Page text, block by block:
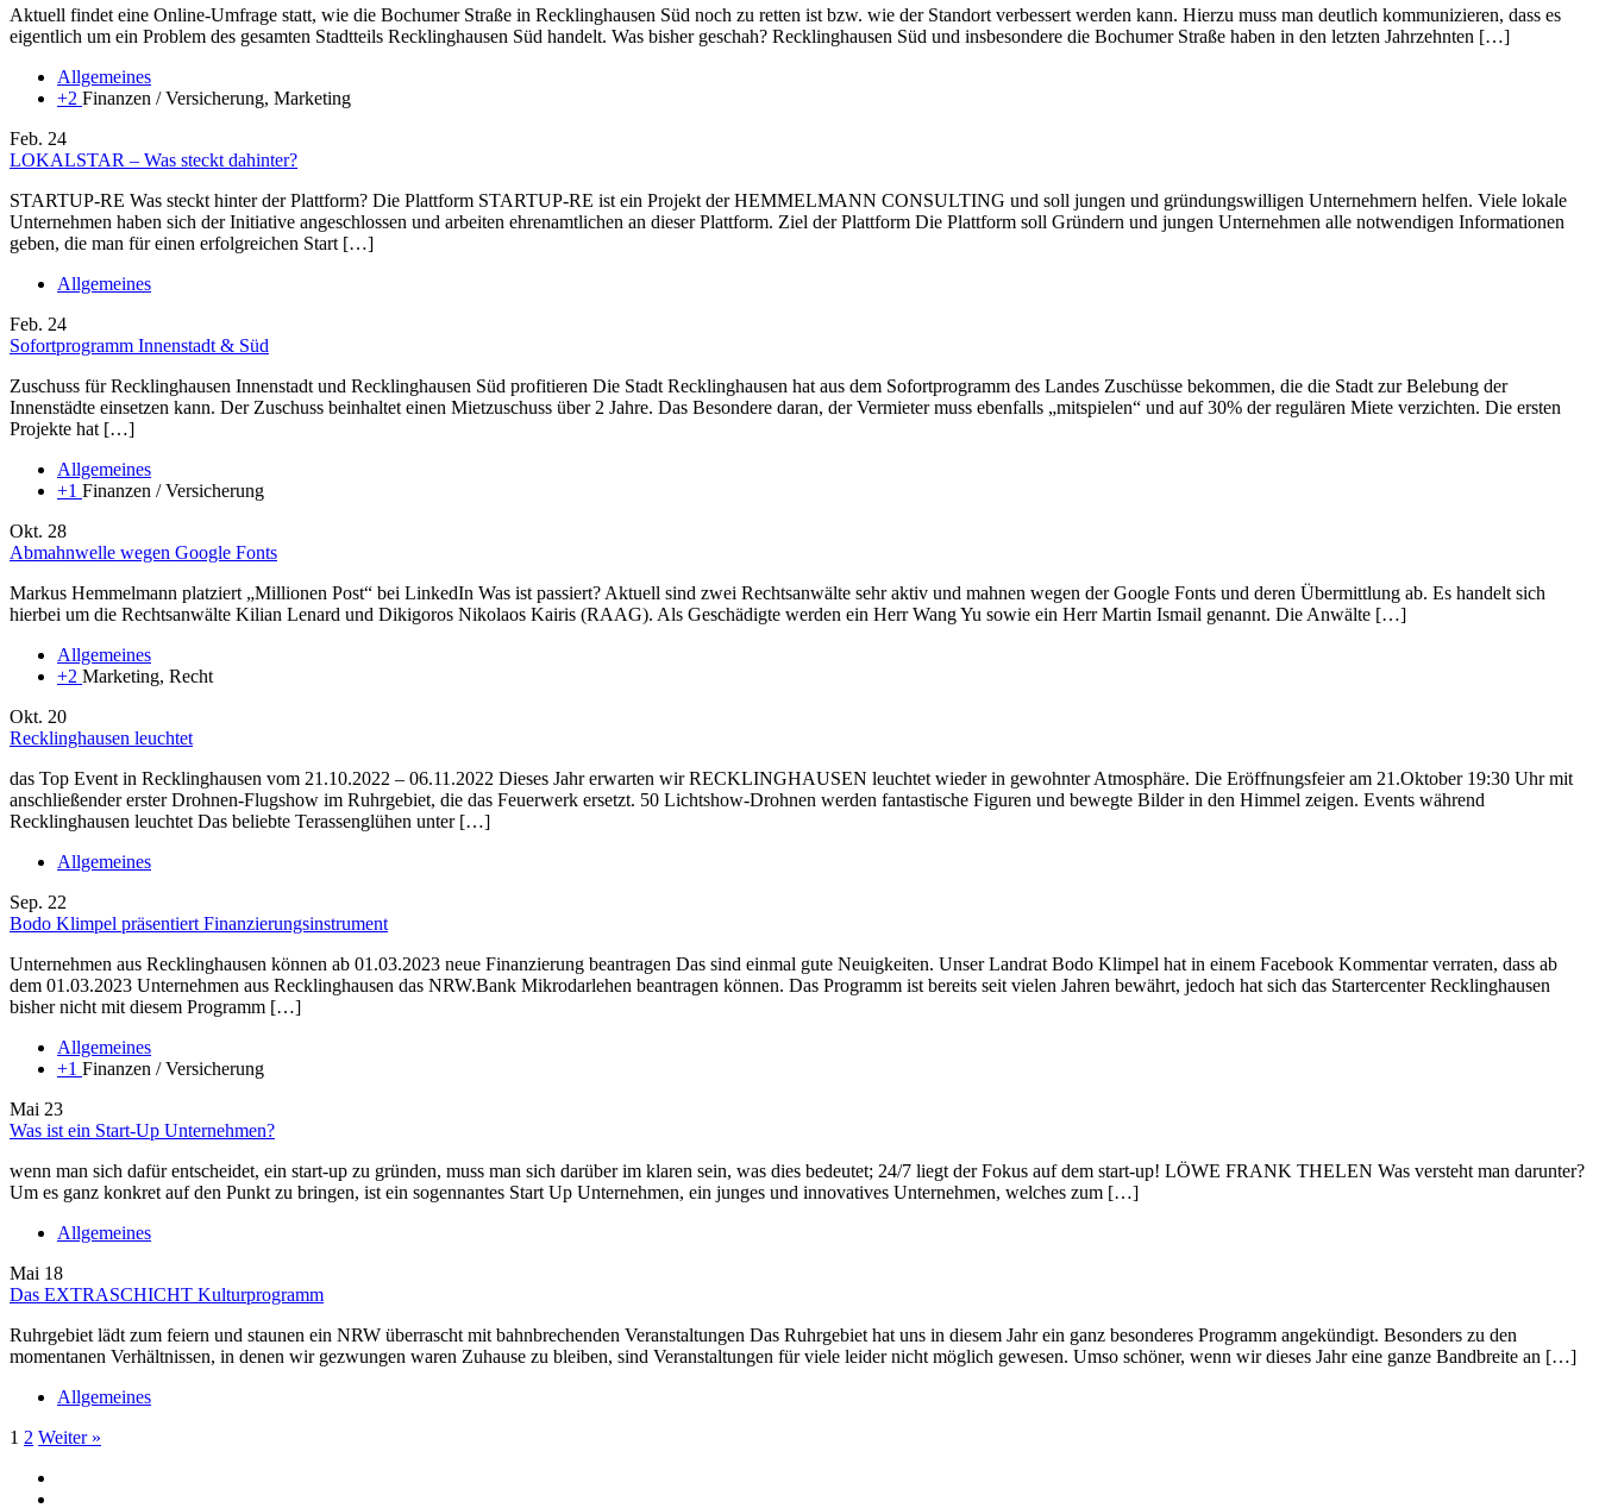
Aktuell findet eine Online-Umfrage statt, wie die Bochumer Straße in Recklinghausen Süd noch zu retten ist bzw. wie der Standort verbessert werden kann. Hierzu muss man deutlich kommunizieren, dass es
eigentlich um ein Problem des gesamten Stadtteils Recklinghausen Süd handelt. Was bisher geschah? Recklinghausen Süd und insbesondere die Bochumer Straße haben in den letzten Jahrzehnten […]
Allgemeines
+2 Finanzen / Versicherung, Marketing
Feb. 24
LOKALSTAR – Was steckt dahinter?
STARTUP-RE Was steckt hinter der Plattform? Die Plattform STARTUP-RE ist ein Projekt der HEMMELMANN CONSULTING und soll jungen und gründungswilligen Unternehmern helfen. Viele lokale
Unternehmen haben sich der Initiative angeschlossen und arbeiten ehrenamtlichen an dieser Plattform. Ziel der Plattform Die Plattform soll Gründern und jungen Unternehmen alle notwendigen Informationen
geben, die man für einen erfolgreichen Start […]
Allgemeines
Feb. 24
Sofortprogramm Innenstadt & Süd
Zuschuss für Recklinghausen Innenstadt und Recklinghausen Süd profitieren Die Stadt Recklinghausen hat aus dem Sofortprogramm des Landes Zuschüsse bekommen, die die Stadt zur Belebung der
Innenstädte einsetzen kann. Der Zuschuss beinhaltet einen Mietzuschuss über 2 Jahre. Das Besondere daran, der Vermieter muss ebenfalls „mitspielen“ und auf 30% der regulären Miete verzichten. Die ersten
Projekte hat […]
Allgemeines
+1 Finanzen / Versicherung
Okt. 28
Abmahnwelle wegen Google Fonts
Markus Hemmelmann platziert „Millionen Post“ bei LinkedIn Was ist passiert? Aktuell sind zwei Rechtsanwälte sehr aktiv und mahnen wegen der Google Fonts und deren Übermittlung ab. Es handelt sich
hierbei um die Rechtsanwälte Kilian Lenard und Dikigoros Nikolaos Kairis (RAAG). Als Geschädigte werden ein Herr Wang Yu sowie ein Herr Martin Ismail genannt. Die Anwälte […]
Allgemeines
+2 Marketing, Recht
Okt. 20
Recklinghausen leuchtet
das Top Event in Recklinghausen vom 21.10.2022 – 06.11.2022 Dieses Jahr erwarten wir RECKLINGHAUSEN leuchtet wieder in gewohnter Atmosphäre. Die Eröffnungsfeier am 21.Oktober 19:30 Uhr mit
anschließender erster Drohnen-Flugshow im Ruhrgebiet, die das Feuerwerk ersetzt. 50 Lichtshow-Drohnen werden fantastische Figuren und bewegte Bilder in den Himmel zeigen. Events während
Recklinghausen leuchtet Das beliebte Terassenglühen unter […]
Allgemeines
Sep. 22
Bodo Klimpel präsentiert Finanzierungsinstrument
Unternehmen aus Recklinghausen können ab 01.03.2023 neue Finanzierung beantragen Das sind einmal gute Neuigkeiten. Unser Landrat Bodo Klimpel hat in einem Facebook Kommentar verraten, dass ab
dem 01.03.2023 Unternehmen aus Recklinghausen das NRW.Bank Mikrodarlehen beantragen können. Das Programm ist bereits seit vielen Jahren bewährt, jedoch hat sich das Startercenter Recklinghausen
bisher nicht mit diesem Programm […]
Allgemeines
+1 Finanzen / Versicherung
Mai 23
Was ist ein Start-Up Unternehmen?
wenn man sich dafür entscheidet, ein start-up zu gründen, muss man sich darüber im klaren sein, was dies bedeutet; 24/7 liegt der Fokus auf dem start-up! LÖWE FRANK THELEN Was versteht man darunter?
Um es ganz konkret auf den Punkt zu bringen, ist ein sogennantes Start Up Unternehmen, ein junges und innovatives Unternehmen, welches zum […]
Allgemeines
Mai 18
Das EXTRASCHICHT Kulturprogramm
Ruhrgebiet lädt zum feiern und staunen ein NRW überrascht mit bahnbrechenden Veranstaltungen Das Ruhrgebiet hat uns in diesem Jahr ein ganz besonderes Programm angekündigt. Besonders zu den
momentanen Verhältnissen, in denen wir gezwungen waren Zuhause zu bleiben, sind Veranstaltungen für viele leider nicht möglich gewesen. Umso schöner, wenn wir dieses Jahr eine ganze Bandbreite an […]
Allgemeines
1 2 Weiter »